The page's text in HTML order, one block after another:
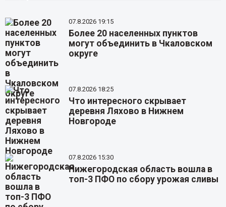
07.8.2026 19:15
Более 20 населенных пунктов
могут объединить в Чкаловском
округе
07.8.2026 18:25
Что интересного скрывает
деревня Ляхово в Нижнем
Новгороде
07.8.2026 15:30
Нижегородская область вошла в
топ-3 ПФО по сбору урожая сливы